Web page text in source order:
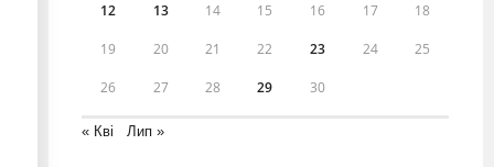
12 13 14 15 16 17 18
19 20 21 22 23 24 25
26 27 28 29 30
« Кві Лип »